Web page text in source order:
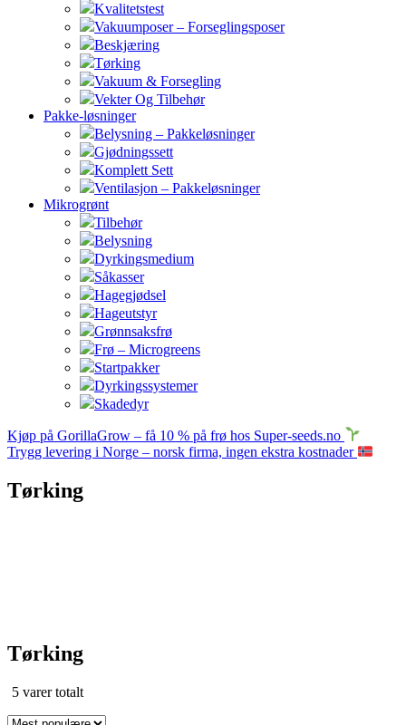
Kvalitetstest
Vakuumposer – Forseglingsposer
Beskjæring
Tørking
Vakuum & Forsegling
Vekter Og Tilbehør
Pakke-løsninger
Belysning – Pakkeløsninger
Gjødningssett
Komplett Sett
Ventilasjon – Pakkeløsninger
Mikrogrønt
Tilbehør
Belysning
Dyrkingsmedium
Såkasser
Hagegjødsel
Hageutstyr
Grønnsaksfrø
Frø – Microgreens
Startpakker
Dyrkingssystemer
Skadedyr
Kjøp på GorillaGrow – få 10 % på frø hos Super-seeds.no
Trygg levering i Norge – norsk firma, ingen ekstra kostnader
Tørking
Tørking
5 varer totaltSortert